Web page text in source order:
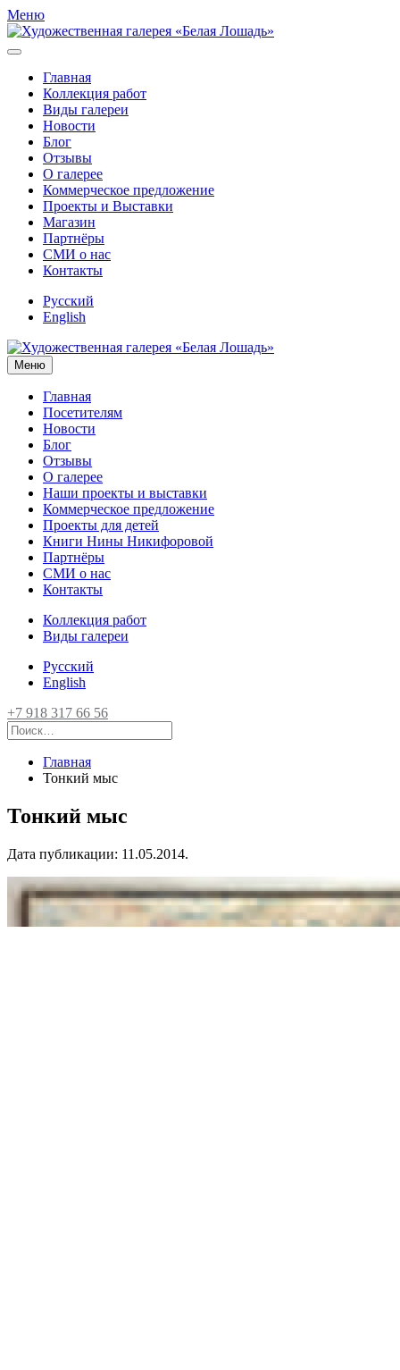
Меню
Главная
Коллекция работ
Виды галереи
Новости
Блог
Отзывы
О галерее
Коммерческое предложение
Проекты и Выставки
Магазин
Партнёры
СМИ о нас
Контакты
Русский
English
Меню
Главная
Посетителям
Новости
Блог
Отзывы
О галерее
Наши проекты и выставки
Коммерческое предложение
Проекты для детей
Книги Нины Никифоровой
Партнёры
СМИ о нас
Контакты
Коллекция работ
Виды галереи
Русский
English
+7 918 317 66 56
Главная
Тонкий мыс
Тонкий мыс
Дата публикации: 11.05.2014.